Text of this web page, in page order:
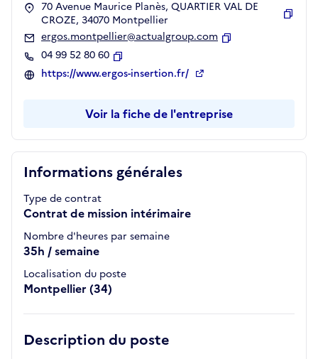
Informations générales
Type de contrat
Contrat de mission intérimaire
Nombre d'heures par semaine
35h / semaine
Localisation du poste
Montpellier (34)
Description du poste
70 Avenue Maurice Planès, QUARTIER VAL DE
CROZE, 34070 Montpellier
ergos.montpellier@actualgroup.com
04 99 52 80 60
Copier
https://www.ergos-insertion.fr/
Voir la fiche de l'entreprise